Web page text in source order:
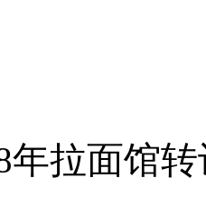
年拉面馆